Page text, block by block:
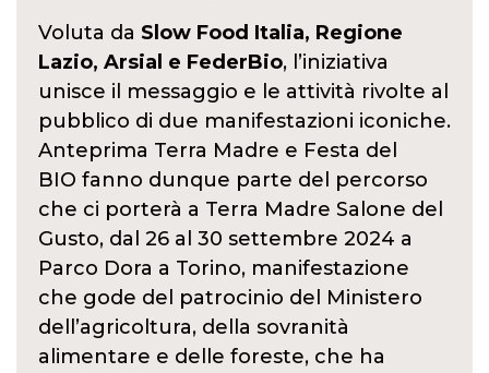
Voluta da Slow Food Italia, Regione
Lazio, Arsial e FederBio, l’iniziativa
unisce il messaggio e le attività rivolte al
pubblico di due manifestazioni iconiche.
Anteprima Terra Madre e Festa del
BIO fanno dunque parte del percorso
che ci porterà a Terra Madre Salone del
Gusto, dal 26 al 30 settembre 2024 a
Parco Dora a Torino, manifestazione
che gode del patrocinio del Ministero
dell’agricoltura, della sovranità
alimentare e delle foreste, che ha